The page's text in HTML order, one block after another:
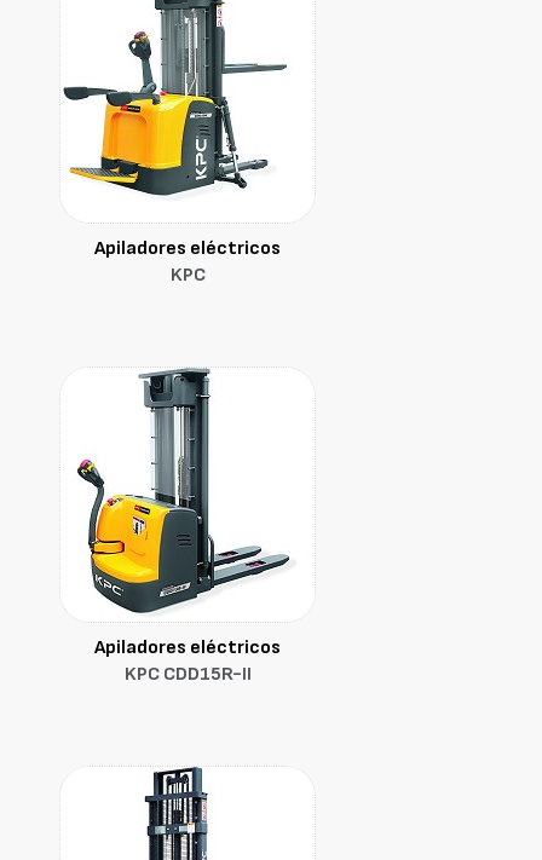
Apiladores eléctricos
KPC
Apiladores eléctricos
KPC CDD15R-II